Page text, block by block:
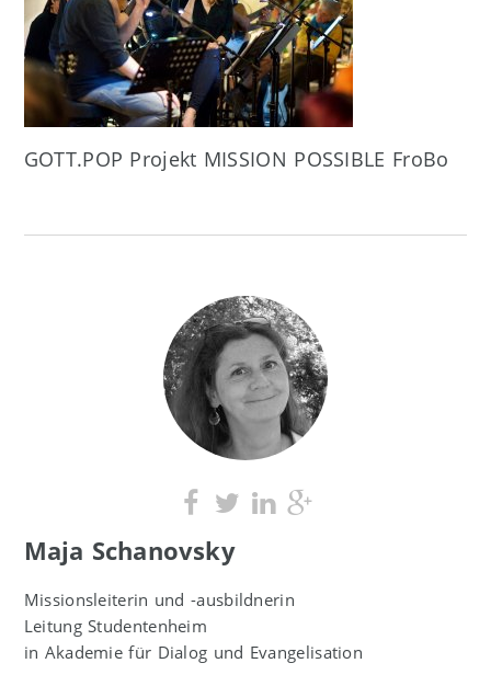
GOTT.POP Projekt MISSION POSSIBLE FroBo
Maja Schanovsky
Missionsleiterin und -ausbildnerin
Leitung Studentenheim
in Akademie für Dialog und Evangelisation